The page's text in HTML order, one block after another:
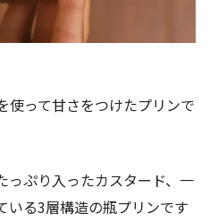
使って甘さをつけたプリンで
っぷり入ったカスタード、一
いる3層構造の瓶プリンです